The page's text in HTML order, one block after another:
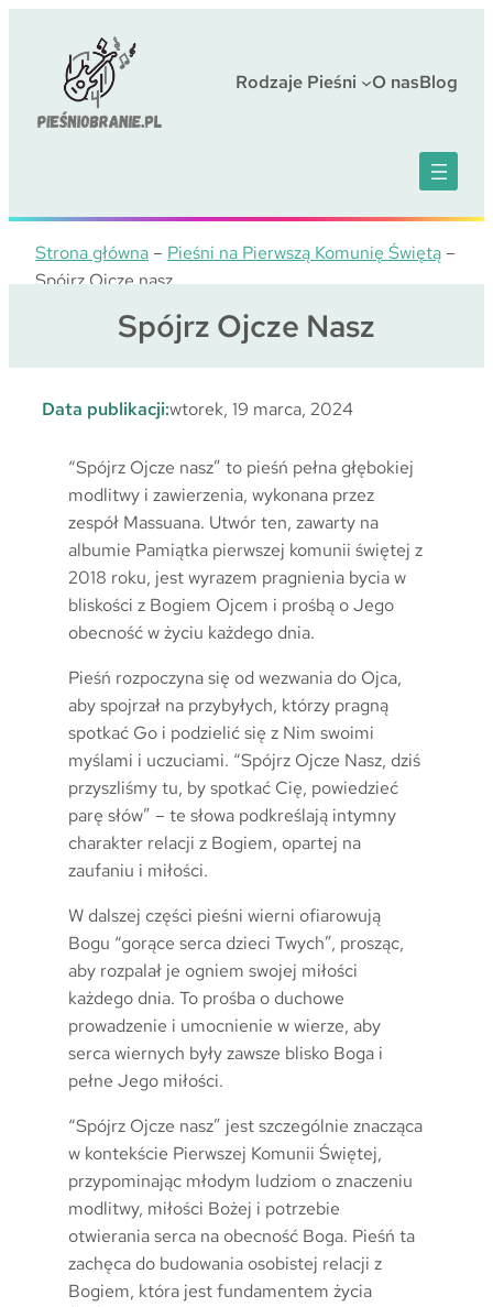
Rodzaje Pieśni O nasBlog
Strona główna – Pieśni na Pierwszą Komunię Świętą –
Spójrz Ojcze nasz
Spójrz Ojcze Nasz
Data publikacji:wtorek, 19 marca, 2024
“Spójrz Ojcze nasz” to pieśń pełna głębokiej
modlitwy i zawierzenia, wykonana przez
zespół Massuana. Utwór ten, zawarty na
albumie Pamiątka pierwszej komunii świętej z
2018 roku, jest wyrazem pragnienia bycia w
bliskości z Bogiem Ojcem i prośbą o Jego
obecność w życiu każdego dnia.
Pieśń rozpoczyna się od wezwania do Ojca,
aby spojrzał na przybyłych, którzy pragną
spotkać Go i podzielić się z Nim swoimi
myślami i uczuciami. “Spójrz Ojcze Nasz, dziś
przyszliśmy tu, by spotkać Cię, powiedzieć
parę słów” – te słowa podkreślają intymny
charakter relacji z Bogiem, opartej na
zaufaniu i miłości.
W dalszej części pieśni wierni ofiarowują
Bogu “gorące serca dzieci Twych”, prosząc,
aby rozpalał je ogniem swojej miłości
każdego dnia. To prośba o duchowe
prowadzenie i umocnienie w wierze, aby
serca wiernych były zawsze blisko Boga i
pełne Jego miłości.
“Spójrz Ojcze nasz” jest szczególnie znacząca
w kontekście Pierwszej Komunii Świętej,
przypominając młodym ludziom o znaczeniu
modlitwy, miłości Bożej i potrzebie
otwierania serca na obecność Boga. Pieśń ta
zachęca do budowania osobistej relacji z
Bogiem, która jest fundamentem życia